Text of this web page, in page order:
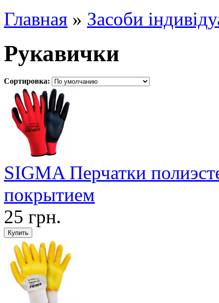
Главная » Засоби
Рукавички
Сортировка:
SIGMA Перчатки
покрытием
25 грн.